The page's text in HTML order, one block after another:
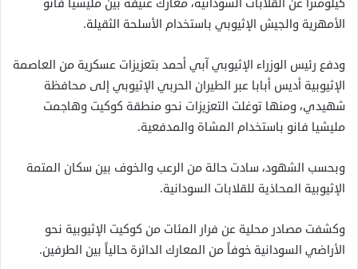
كيلومتراً عن القلابات السودانية، معارك عنيفة بين مليشيا فانو
الأمهرية والجيش الإثيوبي باستخدام الأسلحة الثقيلة.
ودفع رئيس الوزراء الإثيوبي آبي أحمد بتعزيزات عسكرية من العاصمة
الإثيوبية أديس أبابا عبر الطيران الحربي الإثيوبي إلى محافظة
شهيدي، ومنها توغلت التعزيزات نحو منطقة كوكيت وهاجمت
مليشيا فانو باستخدام المشاة والمدفعية.
وبحسب الشهود، سادت حالة من الرعب والخوف بين سكان المتمة
الإثيوبية المحاذية للقلابات السودانية.
وكشفت مصادر محلية عن فرار المئات من كوكيت الإثيوبية نحو
الأراضي السودانية خوفاً من المعارك الدائرة حالياً بين الطرفين.